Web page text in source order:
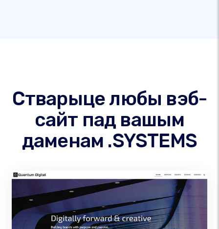
Стварыце любы вэб-
сайт пад вашым
даменам .SYSTEMS